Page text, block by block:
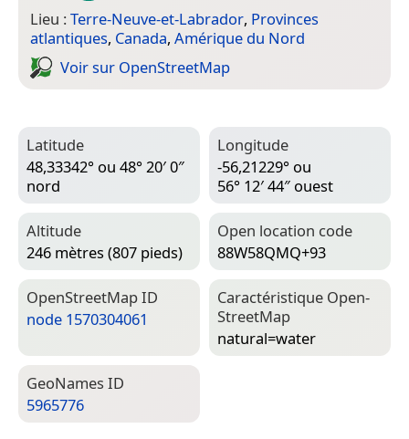
Lieu :Terre-Neuve-et-Labrador, Provinces
atlantiques, Canada, Amérique du Nord
Voir sur Open­Street­Map
Latitude
48,33342° ou 48° 20′ 0″
nord
Longitude
-56,21229° ou
56° 12′ 44″ ouest
Altitude
246 mètres (807 pieds)
Open location code
88W58QMQ+93
Open­Street­Map ID
node 1570304061
Caractéristique Open­
Street­Map
natural=­water
Geo­Names ID
5965776